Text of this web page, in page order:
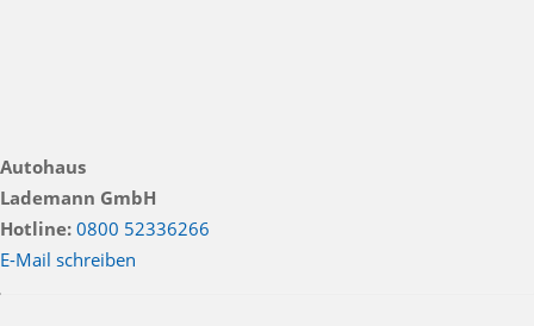
Autohaus
Lademann GmbH
Hotline: 0800 52336266
E-Mail schreiben